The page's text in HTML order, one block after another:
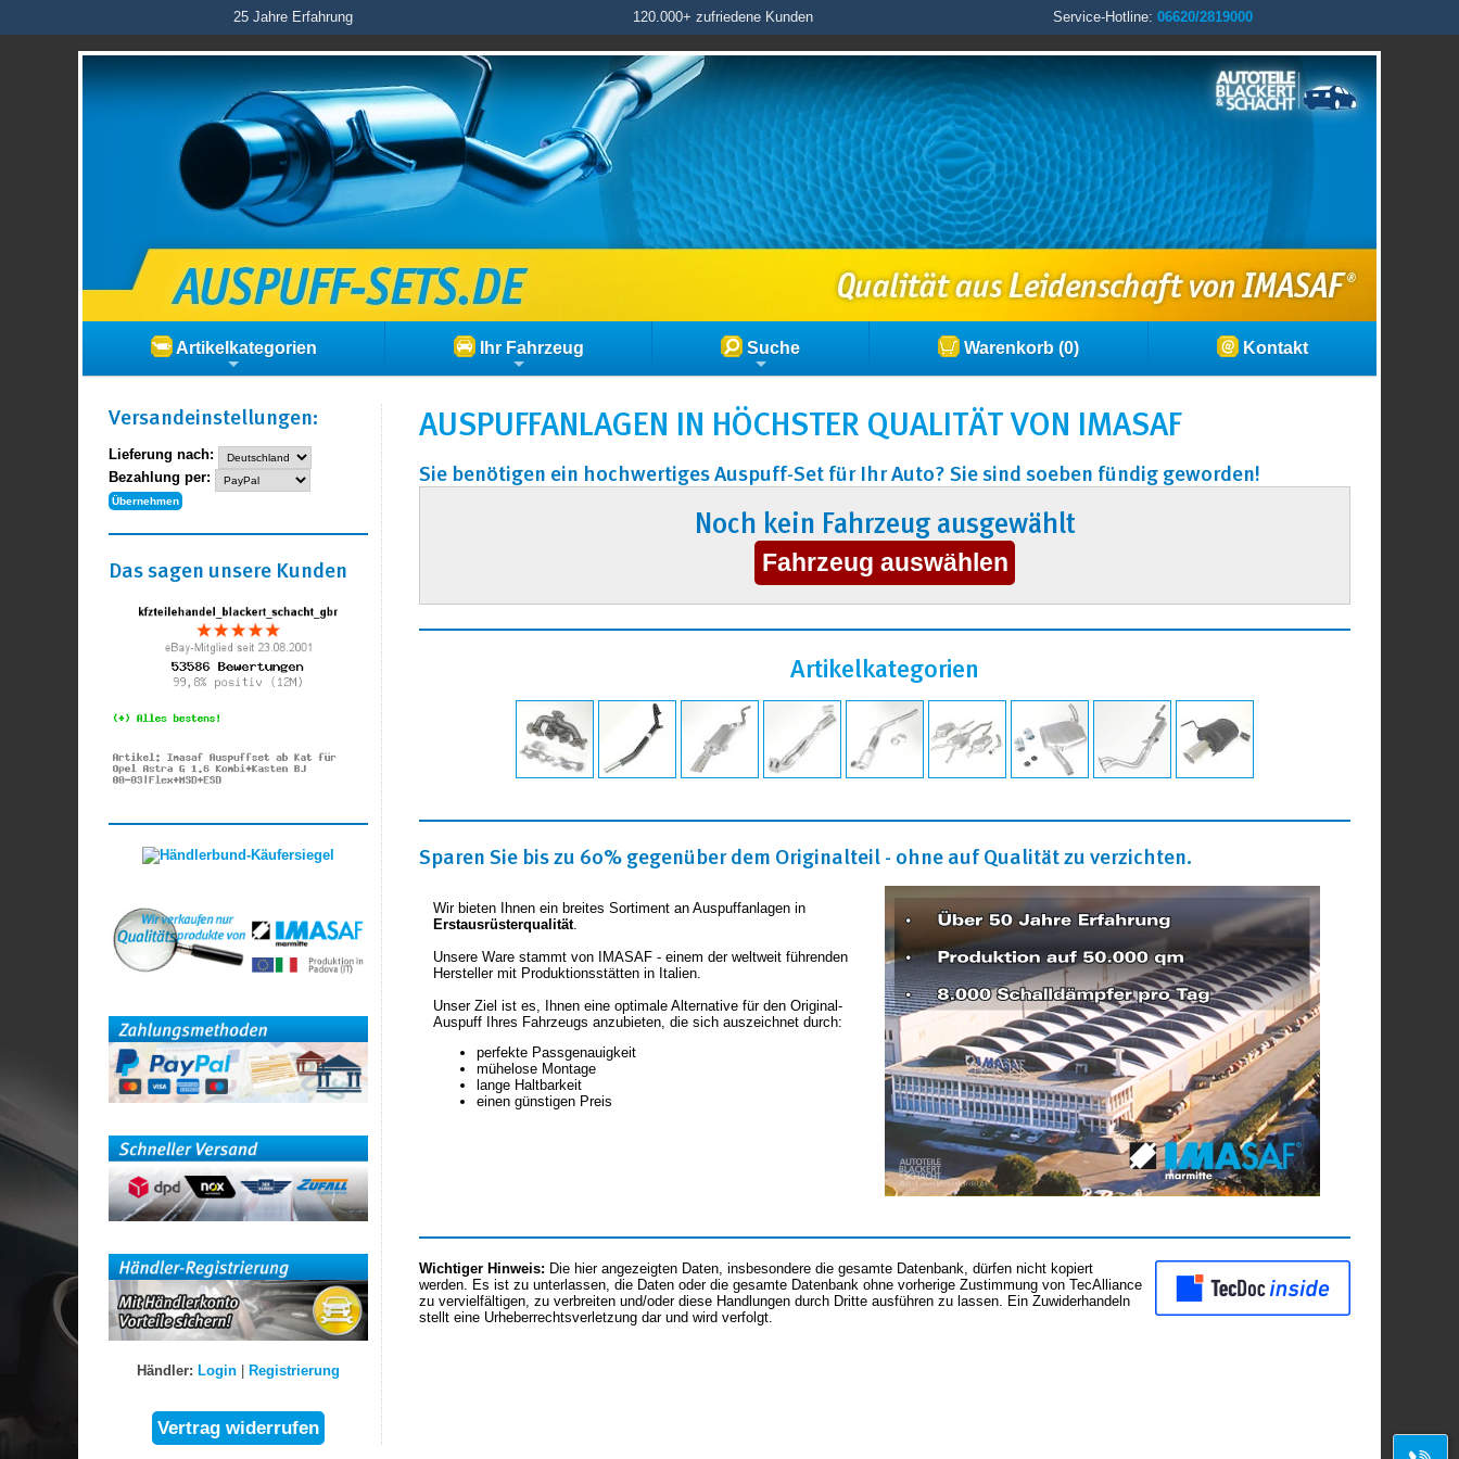
25 Jahre Erfahrung 120.000+ zufriedene Kunden Service-Hotline: 06620/2819000
Artikelkategorien Ihr Fahrzeug Suche Warenkorb (0) Kontakt
AUSPUFFANLAGEN IN HÖCHSTER QUALITÄT VON IMASAF
Sie benötigen ein hochwertiges Auspuff-Set für Ihr Auto? Sie sind soeben fündig geworden!
Noch kein Fahrzeug ausgewählt
Artikelkategorien
Sparen Sie bis zu 60% gegenüber dem Originalteil - ohne auf Qualität zu verzichten.
Wir bieten Ihnen ein breites Sortiment an Auspuffanlagen in
Erstausrüsterqualität.
Unsere Ware stammt von IMASAF - einem der weltweit führenden
Hersteller mit Produktionsstätten in Italien.
Unser Ziel ist es, Ihnen eine optimale Alternative für den Original-
Auspuff Ihres Fahrzeugs anzubieten, die sich auszeichnet durch:
perfekte Passgenauigkeit
mühelose Montage
lange Haltbarkeit
einen günstigen Preis
Wichtiger Hinweis: Die hier angezeigten Daten, insbesondere die gesamte Datenbank, dürfen nicht kopiert
werden. Es ist zu unterlassen, die Daten oder die gesamte Datenbank ohne vorherige Zustimmung von TecAlliance
zu vervielfältigen, zu verbreiten und/oder diese Handlungen durch Dritte ausführen zu lassen. Ein Zuwiderhandeln
stellt eine Urheberrechtsverletzung dar und wird verfolgt.
Versand­einstellungen:
Lieferung nach:
Bezahlung per:
Das sagen unsere Kunden
Händler: Login| Registrierung